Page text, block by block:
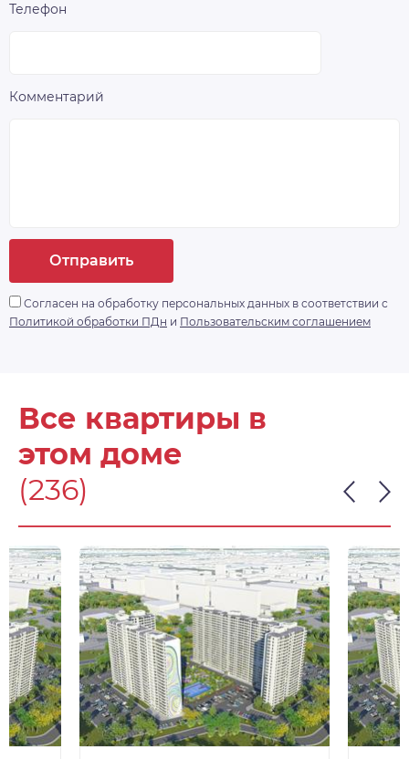
Телефон
Комментарий
Отправить
Согласен на обработку персональных данных в соответствии с
Политикой обработки ПДн и Пользовательским соглашением
Все квартиры в
этом доме
(236)